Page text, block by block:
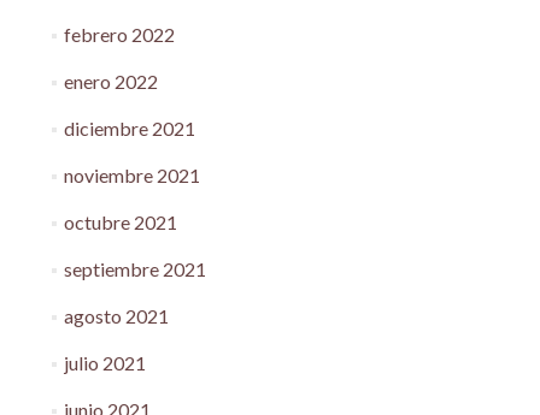
febrero 2022
enero 2022
diciembre 2021
noviembre 2021
octubre 2021
septiembre 2021
agosto 2021
julio 2021
junio 2021